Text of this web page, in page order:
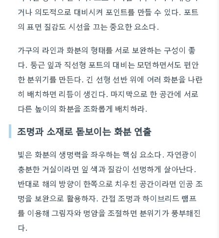
거나 의도적으로 대비시켜 포인트를 만들 수 있다. 포트
의 표면 질감도 시선을 끄는 중요한 요소다.
가구의 라인과 화분의 형태를 서로 보완하는 구성이 좋
다. 둥근 잎과 직선형 포트의 대비는 모던하면서도 편안
한 분위기를 만든다. 긴 선형 선반 위에 여러 화분을 나란
히 배치하면 리듬이 생긴다. 마지막으로 한 공간에 서로
다른 높이의 화분을 조화롭게 배치하라.
조명과 소재로 돋보이는 화분 연출
빛은 화분의 생명력을 좌우하는 핵심 요소다. 자연광이
충분한 거실이라면 잎 색과 질감이 선명하게 살아난다.
반대로 해의 방향이 한쪽으로 치우친 공간이라면 인공 조
명을 보완으로 활용하자. 간접 조명과 하이브리드 램프
를 이용해 그림자와 명암을 조절하면 분위기가 풍부해진
다.